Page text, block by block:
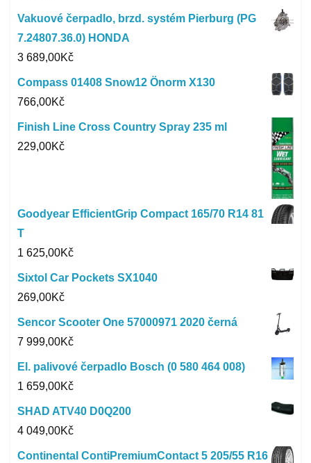
Vakuové čerpadlo, brzd. systém Pierburg (PG
7.24807.36.0) HONDA
3 689,00Kč
Compass 01408 Snow12 Önorm X130
766,00Kč
Finish Line Cross Country Spray 235 ml
229,00Kč
Goodyear EfficientGrip Compact 165/70 R14 81
T
1 625,00Kč
Sixtol Car Pockets SX1040
269,00Kč
Sencor Scooter One 57000971 2020 černá
7 999,00Kč
El. palivové čerpadlo Bosch (0 580 464 008)
1 659,00Kč
SHAD ATV40 D0Q200
4 049,00Kč
Continental ContiPremiumContact 5 205/55 R16